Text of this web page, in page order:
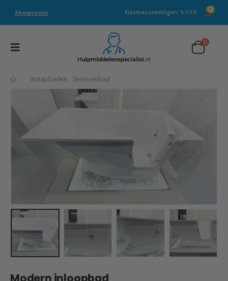
Showroom Klantbeoordelingen: 9.1/10
0
Instapbaden, Seniorenbad